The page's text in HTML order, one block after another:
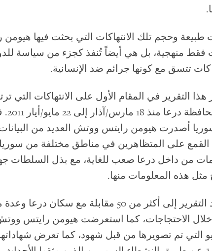
طبيعة وحجم تلك الانتهاكات التي بحثت فيها
منهجية، بل هي أيضاً تُنفذ كجزء من سياسة
تتسق مع كونها جرائم ضد الإنسانية.
هذا التقرير في المقام الأول على الانتهاكات التي
في
أصدرت هيومن رايتس ووتش العديد من
القمع على المتظاهرين في مناطق مختلفة من
من داخل درعا صعب للغاية، مع بذل السلطات
هذه المعلومات منها.
يستند التقرير إلى أكثر من 50 مقابلة مع
خلال الاحتجاجات، كما استعرضت هيومن رايتس
التي تم تصويرها من قبل شهود، كما تعرض